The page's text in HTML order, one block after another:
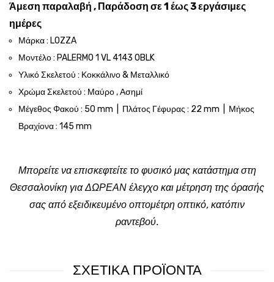
Άμεση παραλαβή , Παράδοση σε 1 έως 3 εργάσιμες
ημέρες
Μάρκα : LOZZA
Μοντέλο : PALERMO 1 VL 4143 0BLK
Υλικό Σκελετού : Κοκκάλινο & Μεταλλικό
Χρώμα Σκελετού : Μαύρο , Ασημί
Μέγεθος Φακού : 50 mm | Πλάτος Γέφυρας : 22 mm | Μήκος
Βραχίονα : 145 mm
Μπορείτε να επισκεφτείτε το φυσικό μας κατάστημα στη
Θεσσαλονίκη για ΔΩΡΕΑΝ έλεγχο και μέτρηση της όρασής
σας από εξειδικευμένο οπτομέτρη οπτικό, κατόπιν
ραντεβού.
ΣΧΕΤΙΚΑ ΠΡΟΪΟΝΤΑ